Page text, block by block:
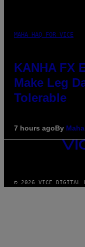
MAHA HAQ FOR VICE
KANHA FX
Make Leg
Tolerable
7 hours agoBy
VICE
MEDIA
© 2026 VICE DIGITAL